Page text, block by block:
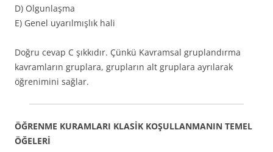
D) Olgunlaşma
E) Genel uyarılmışlık hali
Doğru cevap C şıkkıdır. Çünkü Kavramsal gruplandırma
kavramların gruplara, grupların alt gruplara ayrılarak
öğrenimini sağlar.
ÖĞRENME KURAMLARI KLASİK KOŞULLANMANIN TEMEL
ÖĞELERİ